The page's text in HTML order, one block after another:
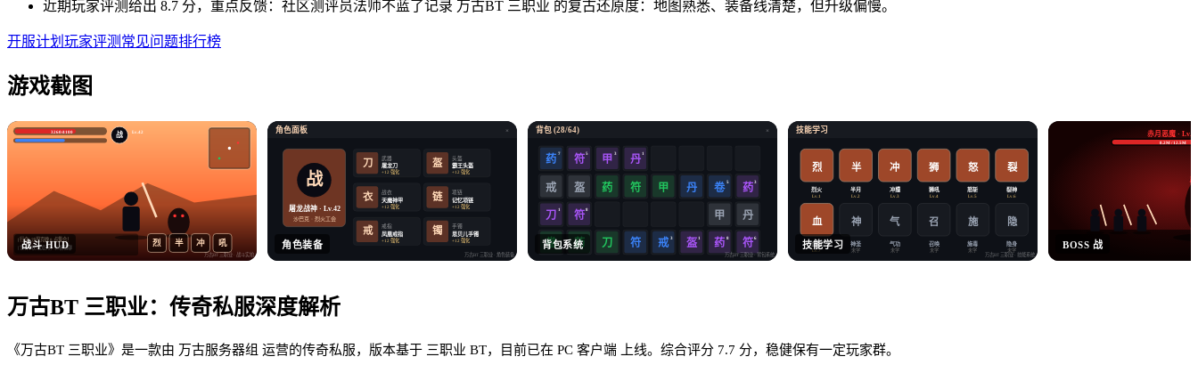
近期玩家评测给出 8.7 分，重点反馈：社区测评员法师不蓝了记录 万古BT 三职业 的复古还原度：地图熟悉、装备线清楚，但升级偏慢。
开服计划 玩家评测 常见问题排行榜
游戏截图
3260/4180 战 Lv.42
烈 半 冲 吼
[行会] 沙巴克晚 8 点集合！
[世界] 收 屠龙刀，价格私聊
万古BT 三职业· 战斗实拍
战斗 HUD
角色面板 ×
战
屠龙战神 · Lv.42
沙巴克 · 烈火工会
刀
武器
屠龙刀
+12 强化
盔
头盔
霸王头盔
+12 强化
衣
战衣
天魔神甲
+12 强化
链
项链
记忆项链
+12 强化
戒
戒指
凤凰戒指
+12 强化
镯
手镯
思贝儿手镯
+12 强化
万古BT 三职业· 角色装备
角色装备
背包 (28/64) ×
药 7 符 5 甲 3 丹 1
戒 盔 药 符 甲 丹 卷5 药 3
刀 1 符 8 甲 丹
卷 药 刀 符 戒3 盔 1 药 8 符 6
万古BT 三职业· 背包系统
背包系统
技能学习
烈
烈火
Lv.1
半
半月
Lv.2
冲
冲撞
Lv.3
狮
狮吼
Lv.4
怒
怒斩
Lv.5
裂
裂神
Lv.6
血
血爆
Lv.7
神
神圣
未学
气
气功
未学
召
召唤
未学
施
施毒
未学
隐
隐身
未学
万古BT 三职业· 技能系统
技能学习
赤月恶魔 ·
8.2M / 12.5M
BOSS 战
万古BT 三职业： 传奇私服深度解析
《万古BT 三职业》是一款由 万古服务器组 运营的传奇私服，版本基于 三职业 BT，目前已在 PC 客户端 上线。综合评分 7.7 分，稳健保有一定玩家群。